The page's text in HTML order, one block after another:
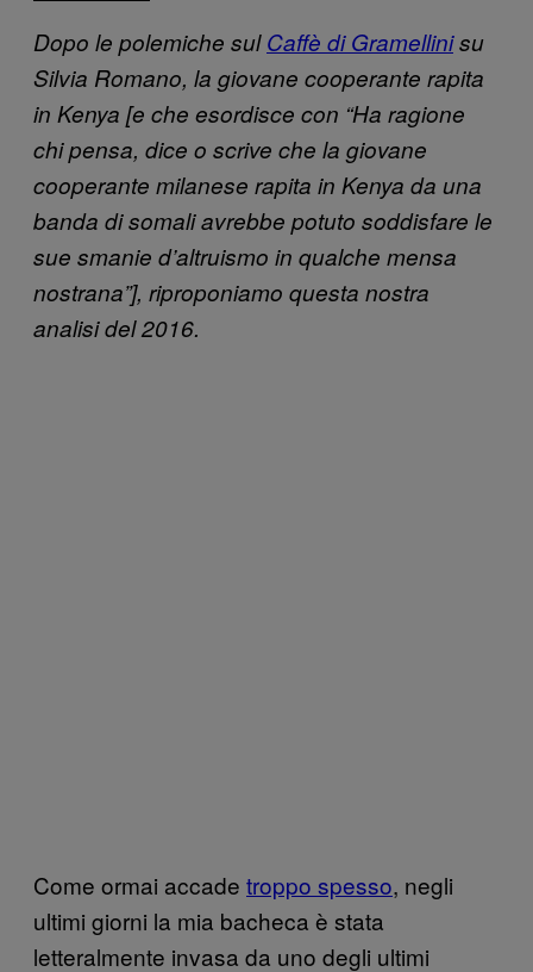
Dopo le polemiche sulCaffè di Gramellinisu
Silvia Romano, la giovane cooperante rapita
in Kenya [e che esordisce con “Ha ragione
chi pensa, dice o scrive che la giovane
cooperante milanese rapita in Kenya da una
banda di somali avrebbe potuto soddisfare le
sue smanie d’altruismo in qualche mensa
nostrana”], riproponiamo questa nostra
analisi del 2016.
Come ormai accade troppo spesso, negli
ultimi giorni la mia bacheca è stata
letteralmente invasa da uno degli ultimi